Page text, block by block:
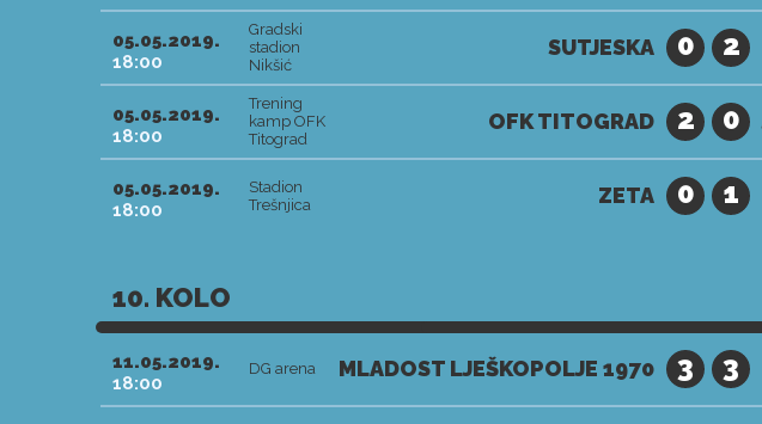
05.05.2019.
18:00
Gradski
stadion
Nikšić
SUTJESKA 0 2
05.05.2019.
18:00
Trening
kamp OFK
Titograd
OFK TITOGRAD 2 0
05.05.2019.
18:00
Stadion
Trešnjica
ZETA 0 1
10. KOLO
11.05.2019.
18:00
DG arena MLADOST LJEŠKOPOLJE 1970 3 3